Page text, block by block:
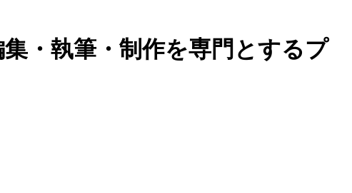
・執筆・制作を専門とするプ